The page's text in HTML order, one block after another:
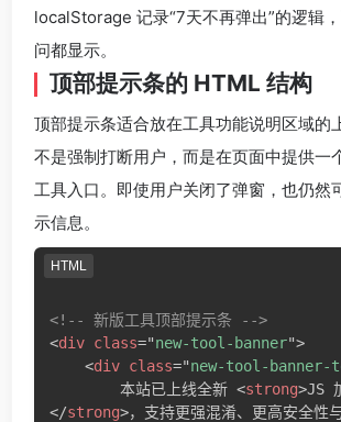
localStorage 记录“7天不再弹出”的逻辑
问都显示。
顶部提示条的 HTML 结构
顶部提示条适合放在工具功能说明区域的
不是强制打断用户，而是在页面中提供一
工具入口。即使用户关闭了弹窗，也仍然
示信息。
<!-- 新版工具顶部提示条 -->
<div class="new-tool-banner">
<div class="new-tool-banner-
        本站已上线全新
<strong>JS
</strong>，支持更强混淆、更高安全性
HTML